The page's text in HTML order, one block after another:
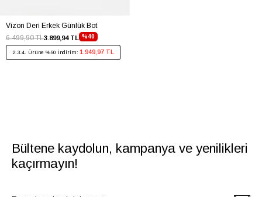
Vizon Deri Erkek Günlük Bot
%40
3.899,94 TL
6.499,90 TL
2.3.4. Ürüne %50 İndirim: 1.949,97 TL
Bültene kaydolun, kampanya ve yenilikleri
kaçırmayın!